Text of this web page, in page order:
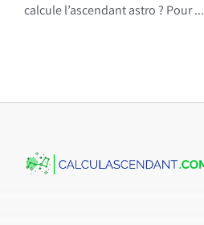
calcule l’ascendant astro ? Pour ...